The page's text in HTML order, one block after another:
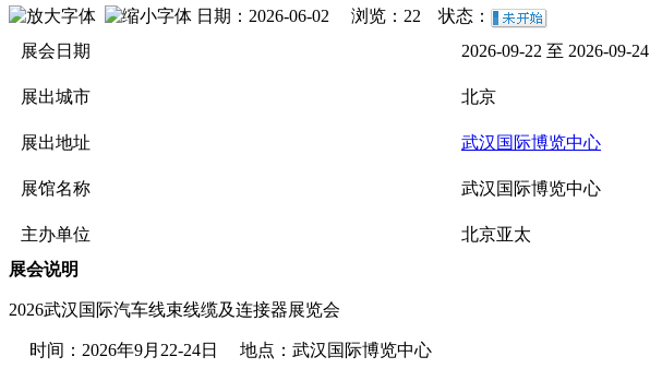
日期：2026-06-02 浏览： 22 状态：
展会日期
2026-09-22 至 2026-09-24
展出城市 北京
展出地址 武汉国际博览中心
展馆名称 武汉国际博览中心
主办单位
北京亚太
展会说明
2026武汉国际汽车线束线缆及连接器展览会
时间：2026年9月22-24日 地点：武汉国际博览中心